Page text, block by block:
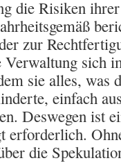
die Risiken
zur
Verwaltung sich
sie alles, was
einfach
Deswegen ist
erforderlich.
die